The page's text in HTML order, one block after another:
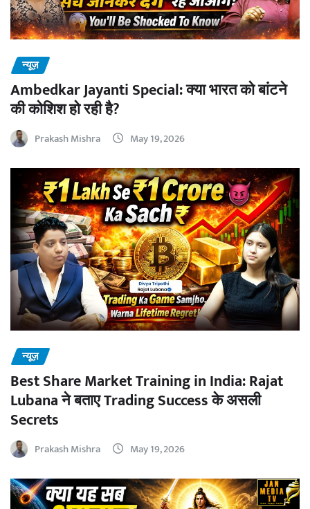
न्यूज़
Ambedkar Jayanti Special: क्या भारत को बांटने
की कोशिश हो रही है?
Prakash Mishra May 19, 2026
न्यूज़
Best Share Market Training in India: Rajat
Lubana ने बताए Trading Success के असली
Secrets
Prakash Mishra May 19, 2026